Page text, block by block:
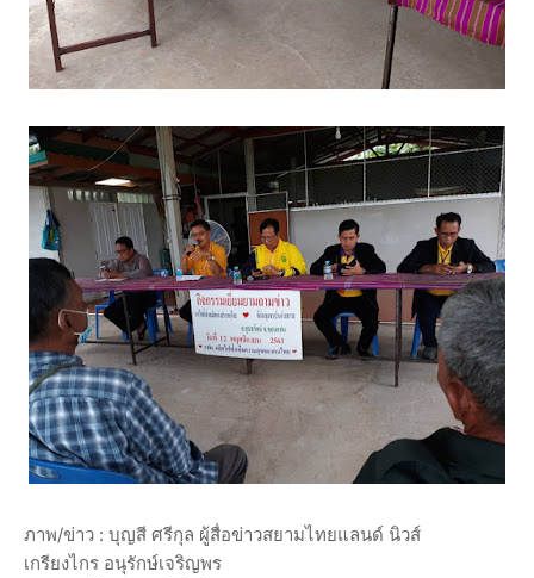
ภาพ/ข่าว : บุญสี ศรีกุล ผู้สื่อข่าวสยามไทยแลนด์ นิวส์
เกรียงไกร อนุรักษ์เจริญพร